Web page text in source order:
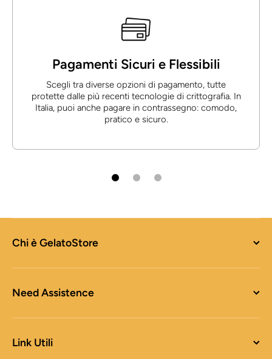
Pagamenti Sicuri e Flessibili
Scegli tra diverse opzioni di pagamento, tutte
protette dalle più recenti tecnologie di crittografia. In
Italia, puoi anche pagare in contrassegno: comodo,
pratico e sicuro.
Chi è GelatoStore
Need Assistence
Link Utili